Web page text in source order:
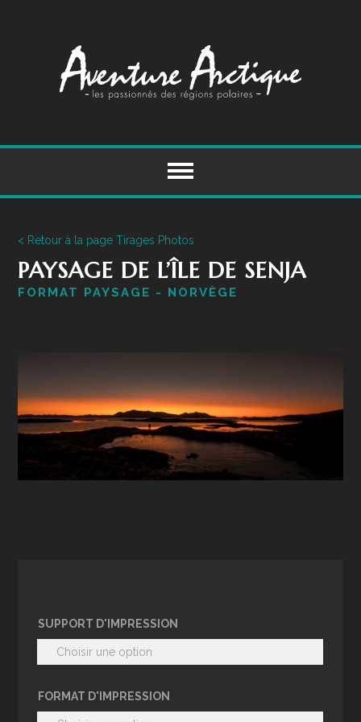
content
< Retour à la page Tirages Photos
PAYSAGE DE L’ÎLE DE SENJA
FORMAT PAYSAGE - NORVÈGE
SUPPORT D'IMPRESSION
FORMAT D'IMPRESSION